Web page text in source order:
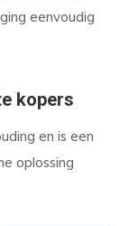
eenvoudig
kopers
en is een
oplossing